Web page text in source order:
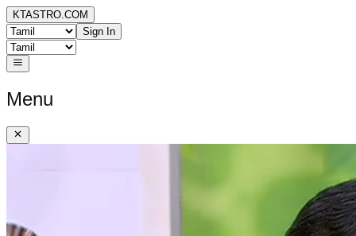
KTASTRO.COM
Sign In
Menu